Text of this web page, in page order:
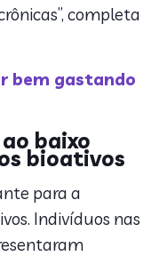
completa
bem gastando
baixo
bioativos
para a
Indivíduos nas